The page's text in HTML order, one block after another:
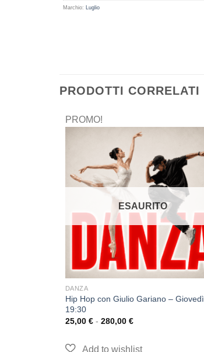
Marchio: Luglio
PRODOTTI CORRELATI
PROMO!
ESAURITO
DANZA
Hip Hop con Giulio Gariano – Giovedì
19:30
25,00 € - 280,00 €